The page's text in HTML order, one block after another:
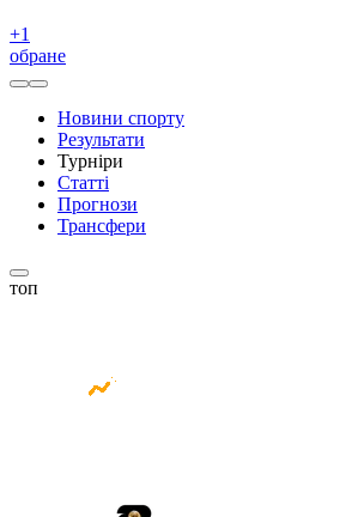
+1
обране
Новини спорту
Результати
Турніри
Статті
Прогнози
Трансфери
топ